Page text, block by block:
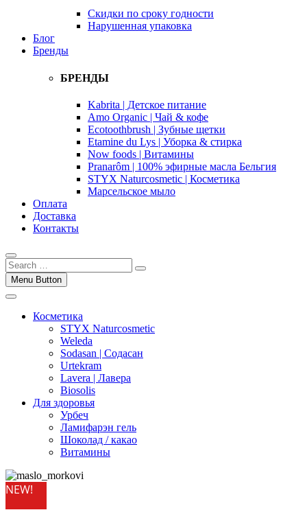
Скидки по сроку годности
Нарушенная упаковка
Блог
Бренды
БРЕНДЫ
Kabrita | Детское питание
Amo Organic | Чай & кофе
Ecotoothbrush | Зубные щетки
Etamine du Lys | Уборка & стирка
Now foods | Витамины
Pranarôm | 100% эфирные масла Бельгия
STYX Naturcosmetic | Косметика
Марсельское мыло
Оплата
Доставка
Контакты
Menu Button
Косметика
STYX Naturcosmetic
Weleda
Sodasan | Содасан
Urtekram
Lavera | Лавера
Biosolis
Для здоровья
Урбеч
Ламифарэн гель
Шоколад / какао
Витамины
NEW!